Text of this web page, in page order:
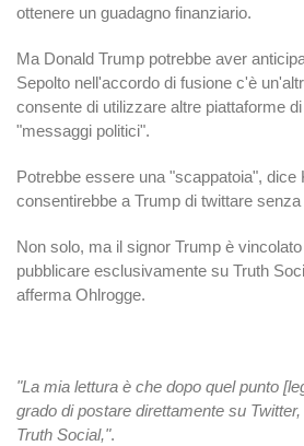
ottenere un guadagno finanziario.
Ma Donald Trump potrebbe aver
Sepolto nell'accordo di fusione c'è
consente di utilizzare altre piattaforme
"messaggi politici".
Potrebbe essere una "scappatoia", dice
consentirebbe a Trump di twittare
Non solo, ma il signor Trump è
pubblicare esclusivamente su Truth
afferma Ohlrogge.
"La mia lettura è che dopo quel punto
grado di postare direttamente su
Truth Social,".